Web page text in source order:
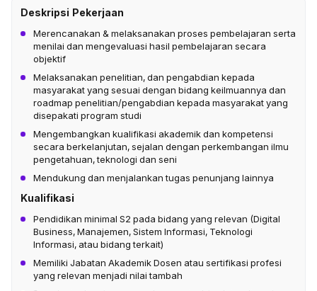
Deskripsi Pekerjaan
Merencanakan & melaksanakan proses pembelajaran serta
menilai dan mengevaluasi hasil pembelajaran secara
objektif
Melaksanakan penelitian, dan pengabdian kepada
masyarakat yang sesuai dengan bidang keilmuannya dan
roadmap penelitian/pengabdian kepada masyarakat yang
disepakati program studi
Mengembangkan kualifikasi akademik dan kompetensi
secara berkelanjutan, sejalan dengan perkembangan ilmu
pengetahuan, teknologi dan seni
Mendukung dan menjalankan tugas penunjang lainnya
Kualifikasi
Pendidikan minimal S2 pada bidang yang relevan (Digital
Business, Manajemen, Sistem Informasi, Teknologi
Informasi, atau bidang terkait)
Memiliki Jabatan Akademik Dosen atau sertifikasi profesi
yang relevan menjadi nilai tambah